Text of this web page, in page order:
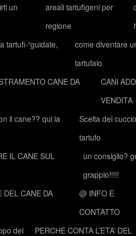
un
areali tartufigeni per
regione
tartufi-“guidate,
come diventare
tartufaio
CANE DA
CANI
VENDITA
il cane?? qui la
Scelta del
tartufo
IL CANE SUL
un consiglio?
grappio!!!!!
DEL CANE DA
@ INFO E
CONTATTO
del
PERCHE CONTA L’ETA’ DEL